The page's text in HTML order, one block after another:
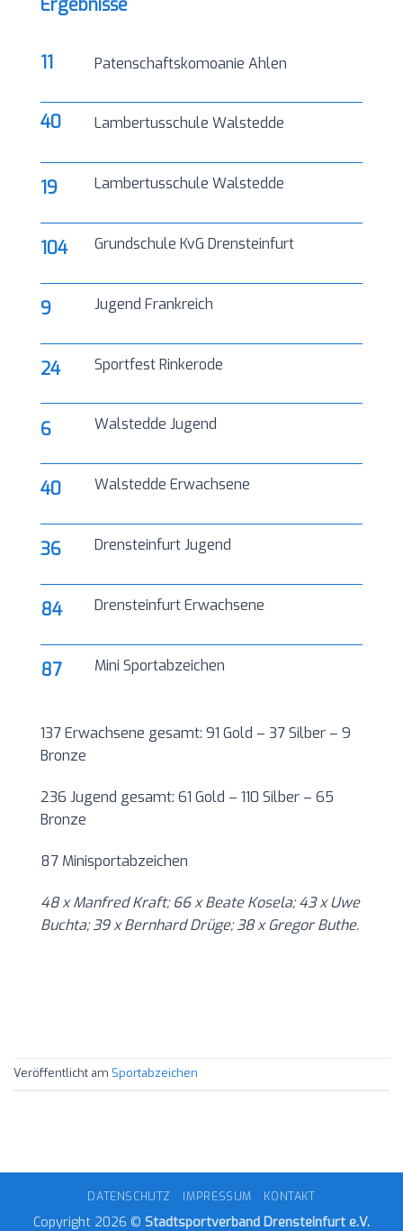
Ergebnisse
11 Patenschaftskomoanie Ahlen
40 Lambertusschule Walstedde
19 Lambertusschule Walstedde
104 Grundschule KvG Drensteinfurt
9 Jugend Frankreich
24 Sportfest Rinkerode
6 Walstedde Jugend
40 Walstedde Erwachsene
36 Drensteinfurt Jugend
84 Drensteinfurt Erwachsene
87 Mini Sportabzeichen
137 Erwachsene gesamt: 91 Gold – 37 Silber – 9
Bronze
236 Jugend gesamt: 61 Gold – 110 Silber – 65
Bronze
87 Minisportabzeichen
48 xManfred Kraft;66x Beate Kosela; 43 x Uwe
Buchta; 39xBernhard Drüge; 38 x Gregor Buthe.
Veröffentlicht am Sportabzeichen
DATENSCHUTZ IMPRESSUM KONTAKT
Copyright 2026 © Stadtsportverband Drensteinfurt e.V.